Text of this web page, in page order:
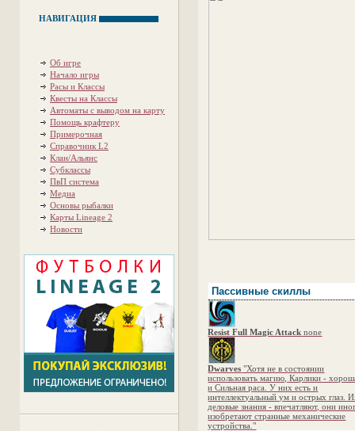
НАВИГАЦИЯ
Об игре
Начало игры
Расы и Классы
Квесты на Классы
Автоматы с выводом на карту
Помощь крафтеру
Примерочная
Справочник L2
Клан/Альянс
Субклассы
ПвП система
Медиа
Основы рыбалки
Карты Lineage 2
Новости
Пассивные скиллы
Resist Full Magic Attack none
Dwarves "Хотя не в состоянии
использовать магию, Карлики -
и Сильная раса. У них есть и
интеллектуальный ум и острых глаз.
деловые знания - впечатляют, они
изобретают странные механические
устройства."